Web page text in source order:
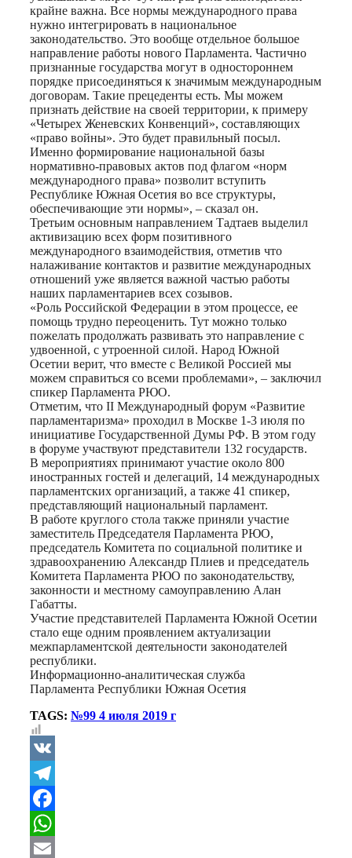
крайне важна. Все нормы международного права
нужно интегрировать в национальное
законодательство. Это вообще отдельное большое
направление работы нового Парламента. Частично
признанные государства могут в одностороннем
порядке присоединяться к значимым международным
договорам. Такие прецеденты есть. Мы можем
признать действие на своей территории, к примеру
«Четырех Женевских Конвенций», составляющих
«право войны». Это будет правильный посыл.
Именно формирование национальной базы
нормативно-правовых актов под флагом «норм
международного права» позволит вступить
Республике Южная Осетия во все структуры,
обеспечивающие эти нормы», – сказал он.
Третьим основным направлением Тадтаев выделил
активизацию всех форм позитивного
международного взаимодействия, отметив что
налаживание контактов и развитие международных
отношений уже является важной частью работы
наших парламентариев всех созывов.
«Роль Российской Федерации в этом процессе, ее
помощь трудно переоценить. Тут можно только
пожелать продолжать развивать это направление с
удвоенной, с утроенной силой. Народ Южной
Осетии верит, что вместе с Великой Россией мы
можем справиться со всеми проблемами», – заключил
спикер Парламента РЮО.
Отметим, что II Международный форум «Развитие
парламентаризма» проходил в Москве 1-3 июля по
инициативе Государственной Думы РФ. В этом году
в форуме участвуют представители 132 государств.
В мероприятиях принимают участие около 800
иностранных гостей и делегаций, 14 международных
парламентских организаций, а также 41 спикер,
представляющий национальный парламент.
В работе круглого стола также приняли участие
заместитель Председателя Парламента РЮО,
председатель Комитета по социальной политике и
здравоохранению Александр Плиев и председатель
Комитета Парламента РЮО по законодательству,
законности и местному самоуправлению Алан
Габатты.
Участие представителей Парламента Южной Осетии
стало еще одним проявлением актуализации
межпарламентской деятельности законодателей
республики.
Информационно-аналитическая служба
Парламента Республики Южная Осетия
TAGS: №99 4 июля 2019 г
VK
Telegram
Facebook
WhatsApp